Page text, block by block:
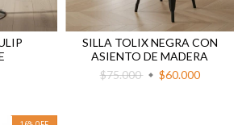
SILLA TOLIX NEGRA CON
ASIENTO DE MADERA
$75.000
$60.000